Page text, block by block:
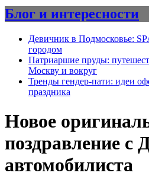
Блог и интересности
Девичник в Подмосковье:
городом
Патриаршие пруды:
Москву и вокруг
Тренды гендер-пати: идеи
праздника
Новое
поздравление с
автомобилиста